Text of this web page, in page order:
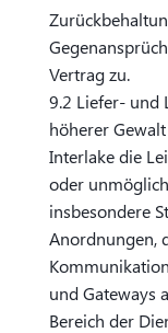
Vertrag zu.
9.2 Liefer- und
höherer
Interlake die
oder
insbesondere
Anordnungen,
und Gateways
Bereich der